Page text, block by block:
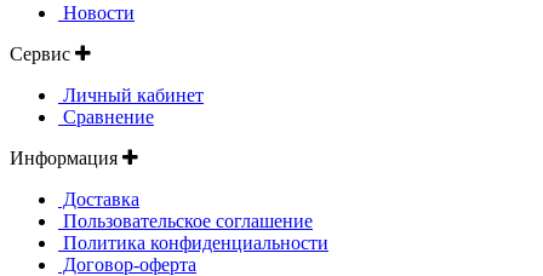
Новости
Сервис
Личный кабинет
Сравнение
Информация
Доставка
Пользовательское соглашение
Политика конфиденциальности
Договор-оферта